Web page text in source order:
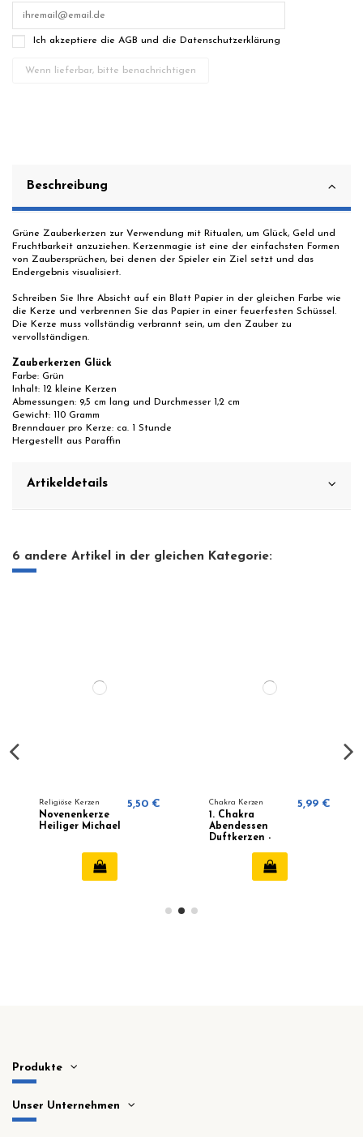
Ich akzeptiere die AGB und die Datenschutzerklärung
Beschreibung
Grüne Zauberkerzen zur Verwendung mit Ritualen, um Glück, Geld und
Fruchtbarkeit anzuziehen. Kerzenmagie ist eine der einfachsten Formen
von Zaubersprüchen, bei denen der Spieler ein Ziel setzt und das
Endergebnis visualisiert.
Schreiben Sie Ihre Absicht auf ein Blatt Papier in der gleichen Farbe wie
die Kerze und verbrennen Sie das Papier in einer feuerfesten Schüssel.
Die Kerze muss vollständig verbrannt sein, um den Zauber zu
vervollständigen.
Zauberkerzen Glück
Farbe: Grün
Inhalt: 12 kleine Kerzen
Abmessungen: 9,5 cm lang und Durchmesser 1,2 cm
Gewicht: 110 Gramm
Brenndauer pro Kerze: ca. 1 Stunde
Hergestellt aus Paraffin
Artikeldetails
6 andere Artikel in der gleichen Kategorie:
Religiöse Kerzen
Novenenkerze
Heiliger Michael
5,50 € Chakra Kerzen
1. Chakra
Abendessen
Duftkerzen -
5,99 €
Produkte
Unser Unternehmen